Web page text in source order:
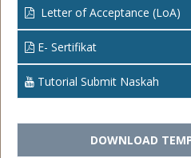
Letter of Acceptance (LoA)
E- Sertifikat
Tutorial Submit Naskah
DOWNLOAD